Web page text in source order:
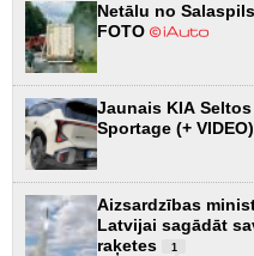
Netālu no
FOTO
Jaunais KIA
Sportage (+ VIDEO)
Aizsardzības
Latvijai sagādāt
raķetes
1